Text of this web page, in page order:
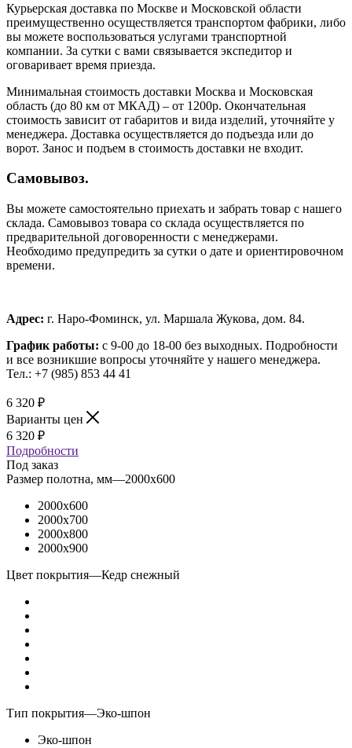
Курьерская доставка по Москве и Московской области
преимущественно осуществляется транспортом фабрики, либо
вы можете воспользоваться услугами транспортной
компании. За сутки с вами связывается экспедитор и
оговаривает время приезда.
Минимальная стоимость доставки Москва и Московская
область (до 80 км от МКАД) – от 1200р. Окончательная
стоимость зависит от габаритов и вида изделий, уточняйте у
менеджера. Доставка осуществляется до подъезда или до
ворот. Занос и подъем в стоимость доставки не входит.
Самовывоз.
Вы можете самостоятельно приехать и забрать товар с нашего
склада. Самовывоз товара со склада осуществляется по
предварительной договоренности с менеджерами.
Необходимо предупредить за сутки о дате и ориентировочном
времени.
Адрес: г. Наро-Фоминск, ул. Маршала Жукова, дом. 84.
График работы: с 9-00 до 18-00 без выходных. Подробности
и все возникшие вопросы уточняйте у нашего менеджера.
Тел.: +7 (985) 853 44 41
6 320 ₽
Варианты цен
6 320 ₽
Подробности
Под заказ
Размер полотна, мм—2000x600
2000x600
2000x700
2000x800
2000x900
Цвет покрытия—Кедр снежный
Тип покрытия—Эко-шпон
Эко-шпон